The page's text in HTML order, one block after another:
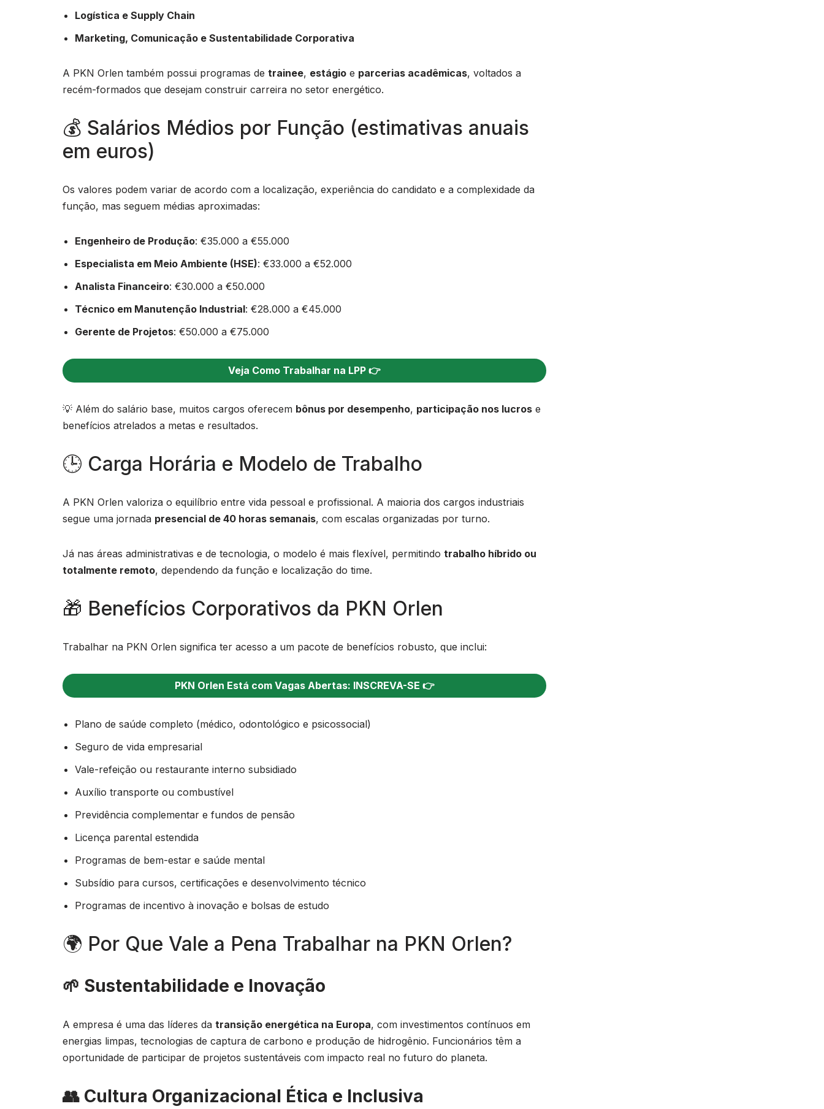
Logística e Supply Chain
Marketing, Comunicação e Sustentabilidade Corporativa
A PKN Orlen também possui programas de trainee, estágio e parcerias acadêmicas, voltados a
recém-formados que desejam construir carreira no setor energético.
💰 Salários Médios por Função (estimativas anuais
em euros)
Os valores podem variar de acordo com a localização, experiência do candidato e a complexidade da
função, mas seguem médias aproximadas:
Engenheiro de Produção: €35.000 a €55.000
Especialista em Meio Ambiente (HSE): €33.000 a €52.000
Analista Financeiro: €30.000 a €50.000
Técnico em Manutenção Industrial: €28.000 a €45.000
Gerente de Projetos: €50.000 a €75.000
Veja Como Trabalhar na LPP 👉
💡 Além do salário base, muitos cargos oferecem bônus por desempenho, participação nos lucros e
benefícios atrelados a metas e resultados.
🕒 Carga Horária e Modelo de Trabalho
A PKN Orlen valoriza o equilíbrio entre vida pessoal e profissional. A maioria dos cargos industriais
segue uma jornada presencial de 40 horas semanais, com escalas organizadas por turno.
Já nas áreas administrativas e de tecnologia, o modelo é mais flexível, permitindo trabalho híbrido ou
totalmente remoto, dependendo da função e localização do time.
🎁 Benefícios Corporativos da PKN Orlen
Trabalhar na PKN Orlen significa ter acesso a um pacote de benefícios robusto, que inclui:
PKN Orlen Está com Vagas Abertas: INSCREVA-SE 👉
Plano de saúde completo (médico, odontológico e psicossocial)
Seguro de vida empresarial
Vale-refeição ou restaurante interno subsidiado
Auxílio transporte ou combustível
Previdência complementar e fundos de pensão
Licença parental estendida
Programas de bem-estar e saúde mental
Subsídio para cursos, certificações e desenvolvimento técnico
Programas de incentivo à inovação e bolsas de estudo
🌍 Por Que Vale a Pena Trabalhar na PKN Orlen?
🌱 Sustentabilidade e Inovação
A empresa é uma das líderes da transição energética na Europa, com investimentos contínuos em
energias limpas, tecnologias de captura de carbono e produção de hidrogênio. Funcionários têm a
oportunidade de participar de projetos sustentáveis com impacto real no futuro do planeta.
👥 Cultura Organizacional Ética e Inclusiva